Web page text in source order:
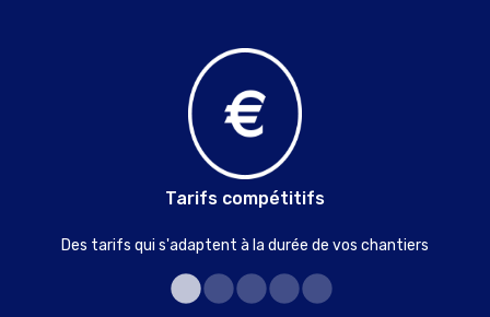
Tarifs compétitifs
Des tarifs qui s'adaptent à la durée de vos chantiers